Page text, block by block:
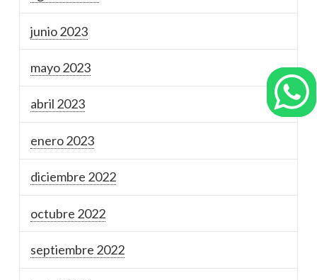
junio 2023
mayo 2023
abril 2023
enero 2023
diciembre 2022
octubre 2022
septiembre 2022